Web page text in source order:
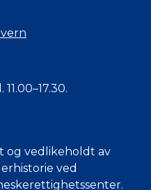
og vedlikeholdt av
ved